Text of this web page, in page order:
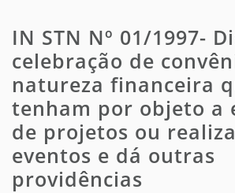
IN STN Nº 01/1997-
celebração de
natureza financeira
tenham por objeto a
de projetos ou
eventos e dá outras
providências